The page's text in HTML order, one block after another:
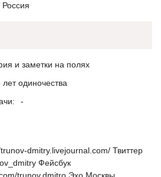
и заметки на полях
лет одиночества
-
dmitry.livejournal.com/ Твиттер
Фейсбук